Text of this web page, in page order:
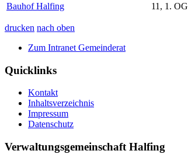
Bauhof Halfing
11, 1. OG
drucken nach oben
Zum Intranet Gemeinderat
Quicklinks
Kontakt
Inhaltsverzeichnis
Impressum
Datenschutz
Verwaltungsgemeinschaft Halfing